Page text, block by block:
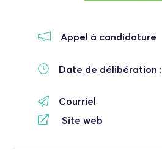
Appel à candidature
Date de délibération :
Courriel
Site web